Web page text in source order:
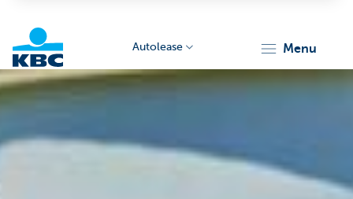
KBC
Autolease menu